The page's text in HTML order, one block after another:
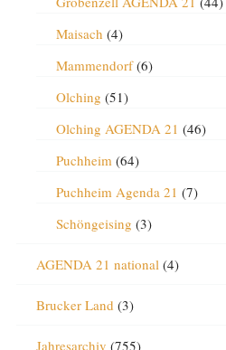
Maisach (4)
Mammendorf(6)
Olching (51)
Olching AGENDA 21 (46)
Puchheim(64)
Puchheim Agenda 21 (7)
Schöngeising (3)
AGENDA 21 national(4)
Brucker Land (3)
Jahresarchiv (755)